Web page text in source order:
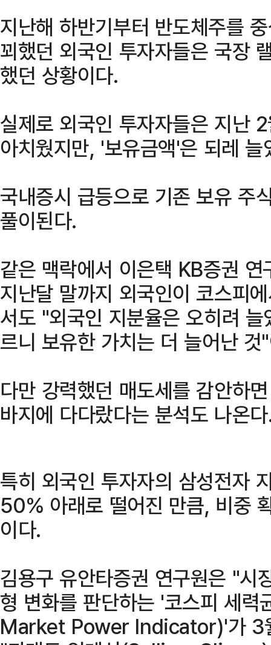
지난해 하반기부터 반도체주를
꾀했던 외국인 투자자들은 국장
했던 상황이다.
실제로 외국인 투자자들은 지난
아치웠지만, '보유금액'은 되레 늘
국내증시 급등으로 기존 보유 주
풀이된다.
같은 맥락에서 이은택 KB증권
지난달 말까지 외국인이 코스피
서도 "외국인 지분율은 오히려
르니 보유한 가치는 더 늘어난 것
다만 강력했던 매도세를 감안하
바지에 다다랐다는 분석도 나온
특히 외국인 투자자의 삼성전자
50% 아래로 떨어진 만큼, 비중
이다.
김용구 유안타증권 연구원은 "시
형 변화를 판단하는 '코스피 세
Market Power Indicator)'가 3